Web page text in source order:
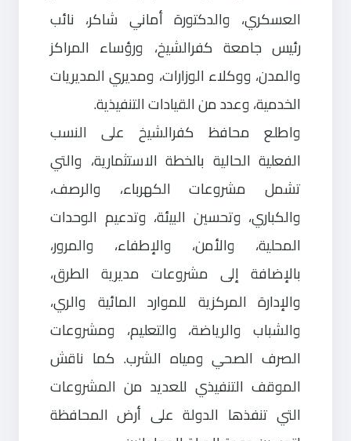
العسكري، والدكتورة أماني شاكر، نائب
رئيس جامعة كفرالشيخ، ورؤساء المراكز
والمدن، ووكلاء الوزارات، ومديري المديريات
الخدمية، وعدد من القيادات التنفيذية.
واطلع محافظ كفرالشيخ على النسب
الفعلية الحالية بالخطة الاستثمارية، والتي
تشمل مشروعات الكهرباء، والرصف،
والكباري، وتحسين البيئة، وتدعيم الوحدات
المحلية، والأمن، والإطفاء، والمرور،
بالإضافة إلى مشروعات مديرية الطرق،
والإدارة المركزية للموارد المائية والري،
والشباب والرياضة، والتعليم، ومشروعات
الصرف الصحي ومياه الشرب. كما ناقش
الموقف التنفيذي للعديد من المشروعات
التي تنفذها الدولة على أرض المحافظة